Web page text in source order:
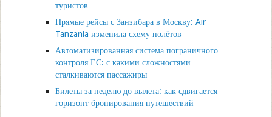
туристов
Прямые рейсы с Занзибара в Москву: Air
Tanzania изменила схему полётов
Автоматизированная система пограничного
контроля ЕС: с какими сложностями
сталкиваются пассажиры
Билеты за неделю до вылета: как сдвигается
горизонт бронирования путешествий